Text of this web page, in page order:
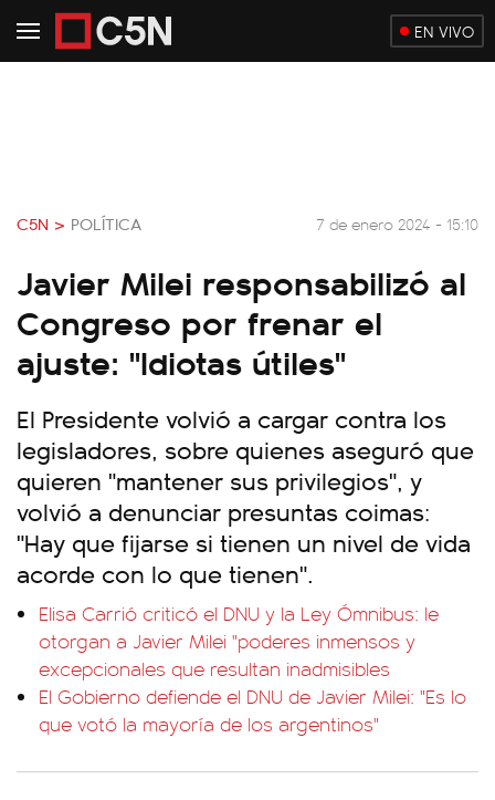
EN VIVO
C5N > POLÍTICA 7 de enero 2024 - 15:10
Javier Milei responsabilizó al
Congreso por frenar el
ajuste: "Idiotas útiles"
El Presidente volvió a cargar contra los
legisladores, sobre quienes aseguró que
quieren "mantener sus privilegios", y
volvió a denunciar presuntas coimas:
"Hay que fijarse si tienen un nivel de vida
acorde con lo que tienen".
Elisa Carrió criticó el DNU y la Ley Ómnibus: le
otorgan a Javier Milei "poderes inmensos y
excepcionales que resultan inadmisibles
El Gobierno defiende el DNU de Javier Milei: "Es lo
que votó la mayoría de los argentinos"